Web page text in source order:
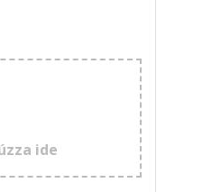
ide